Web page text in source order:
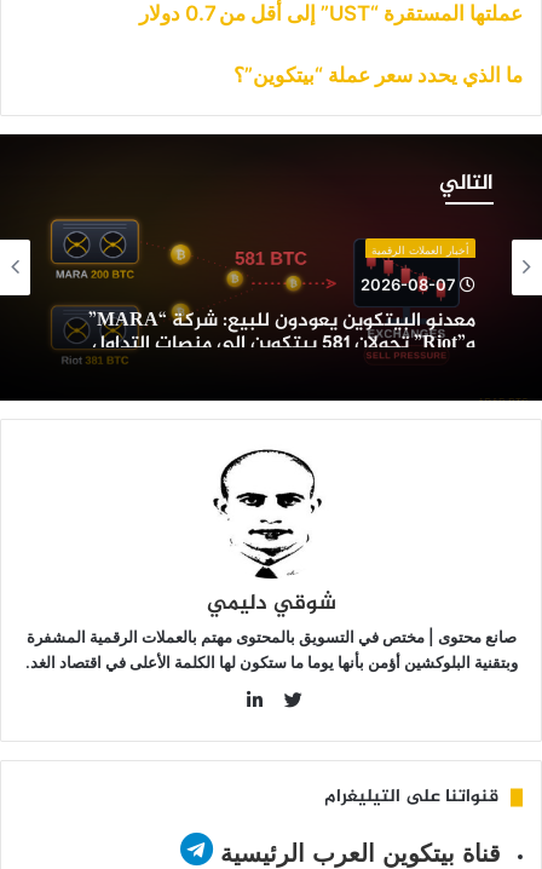
عملتها المستقرة “UST” إلى أقل من 0.7 دولار
ما الذي يحدد سعر عملة “بيتكوين”؟
التاليالبيتكوين
شركة
إلى
منصات
أخبار العملات الرقمية
2026-08-07
معدنو البيتكوين يعودون للبيع: شركة “MARA”
و”Riot” تحولان 581 بيتكوين إلى منصات التداول
شوقي دليمي
صانع محتوى | مختص في التسويق بالمحتوى مهتم بالعملات الرقمية المشفرة
وبتقنية البلوكشين أؤمن بأنها يوما ما ستكون لها الكلمة الأعلى في اقتصاد الغد.
قنواتنا على التيليغرام
قناة بيتكوين العرب الرئيسية